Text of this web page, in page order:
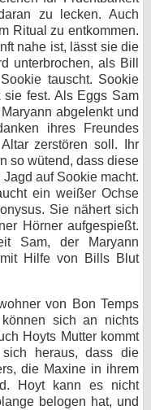
zu lecken. Auch
Ritual zu entkommen.
nahe ist, lässt sie die
unterbrochen, als Bill
tauscht. Sookie
fest. Als Eggs Sam
abgelenkt und
ihres Freundes
zerstören soll. Ihr
so wütend, dass diese
auf Sookie macht.
ein weißer Ochse
Sie nähert sich
Hörner aufgespießt.
Sam, der Maryann
Hilfe von Bills Blut
von Bon Temps
sich an nichts
Hoyts Mutter kommt
heraus, dass die
die Maxine in ihrem
Hoyt kann es nicht
belogen hat, und